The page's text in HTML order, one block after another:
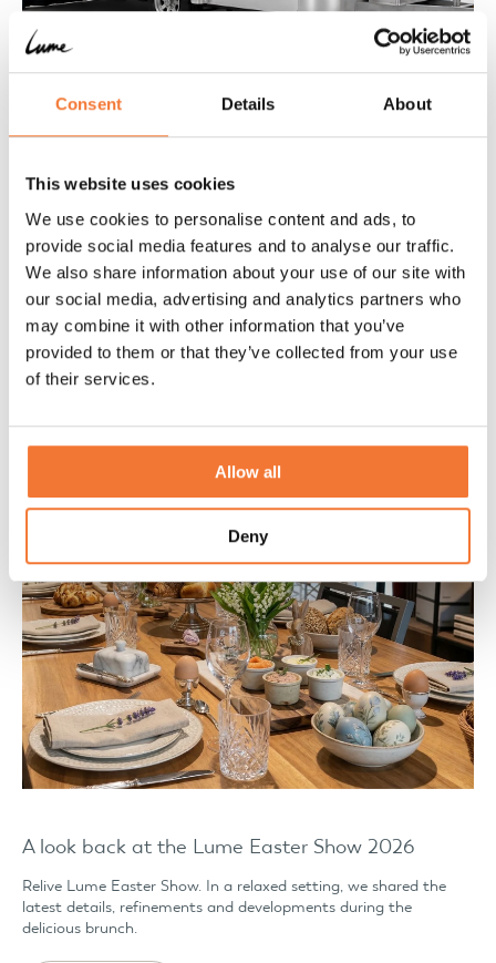
Consent Details About
This website uses cookies
We use cookies to personalise content and ads, to
provide social media features and to analyse our traffic.
We also share information about your use of our site with
our social media, advertising and analytics partners who
may combine it with other information that you’ve
provided to them or that they’ve collected from your use
of their services.
Allow all
Deny
Something big is coming
Discover the new Lume Traveler model at our Experience Center
ahead of its world premiere. Places are limited, so book your
appointment quickly.
Discover
A look back at the Lume Easter Show 2026
Relive Lume Easter Show. In a relaxed setting, we shared the
latest details, refinements and developments during the
delicious brunch.
Events